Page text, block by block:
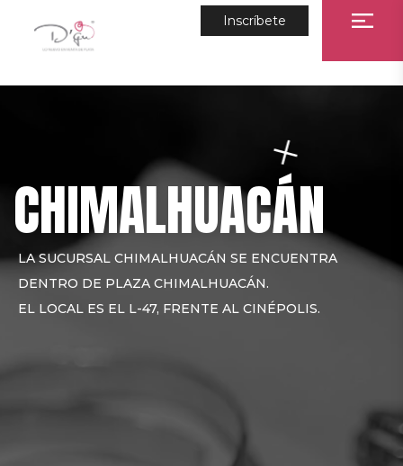
Inscríbete
CHIMALHUACÁN
LA SUCURSAL CHIMALHUACÁN SE ENCUENTRA
DENTRO DE PLAZA CHIMALHUACÁN.
EL LOCAL ES EL L-47, FRENTE AL CINÉPOLIS.